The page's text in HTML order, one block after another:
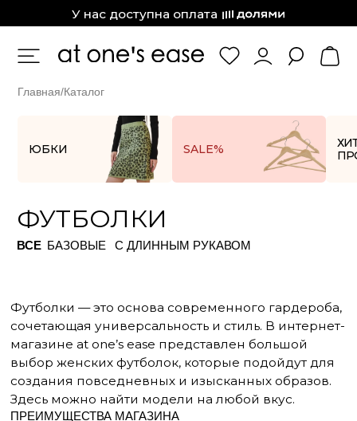
У нас доступна оплата
Главная Каталог
ФУТБОЛКИ
С ДЛИННЫМ РУКАВОМ
Футболки — это основа современного гардероба,
магазине at one’s ease представлен большой
Широкий ассортимент: Каталог включает
множество моделей — от обычных до модных
женских футболок с яркими цветами.
Качественные материалы: купить женскую
хлопковую футболку— значит выбрать
натуральным тканям.
Удобная доставка: Быстрая доставка по всей
России.